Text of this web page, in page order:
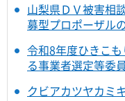
山梨県ＤＶ被害相
募型プロポーザル
令和8年度ひきこ
る事業者選定等委
クビアカツヤカミ